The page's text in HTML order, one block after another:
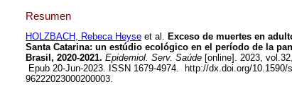
Resumen
HOLZBACH, Rebeca Heyse et al. Exceso de muertes en
Santa Catarina: un estúdio ecológico en el período de la
Brasil, 2020-2021. Epidemiol. Serv. Saúde [online]. 2023,
Epub 20-Jun-2023. ISSN 1679-4974. http://dx.doi.org/10.1590/
96222023000200003.